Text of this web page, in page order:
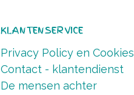
KLANTENSERVICE
Privacy Policy en Cookies
Contact - klantendienst
De mensen achter